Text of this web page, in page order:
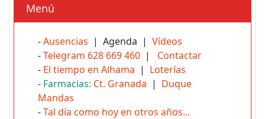
Menú
-Ausencias | Agenda | Vídeos
-Telegram 628 669 460 | Contactar
- El tiempo en Alhama | Loterías
- Farmacias: Ct. Granada | Duque
Mandas
-Tal día como hoy en otros años...